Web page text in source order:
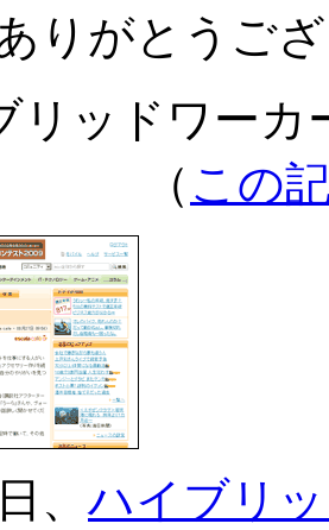
りがとうご
ッドワーカ
（ この
、ハイブリ